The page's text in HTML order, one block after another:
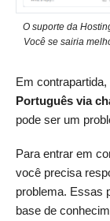
O suporte da
Você se sairia
Em contrapartida,
Português via
pode ser um
Para entrar em
você precisa
problema. Essas
base de